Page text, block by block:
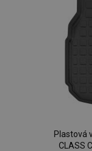
Plastová
CLASS